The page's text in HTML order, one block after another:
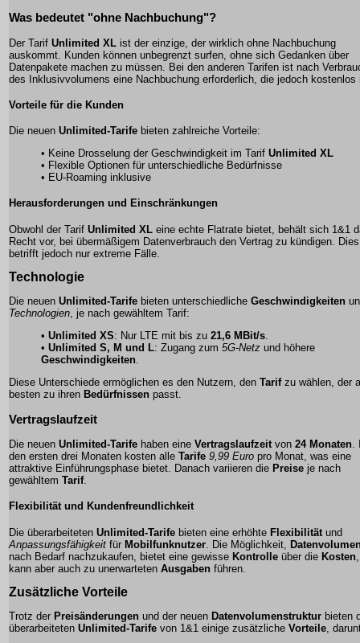
Was bedeutet "ohne Nachbuchung"?
Der Tarif Unlimited XL ist der einzige, der wirklich ohne Nachbuchung
auskommt. Kunden können unbegrenzt surfen, ohne sich Gedanken über
Datenpakete machen zu müssen. Bei den anderen Tarifen ist nach
des Inklusivvolumens eine Nachbuchung erforderlich, die jedoch kostenlos
Vorteile für die Kunden
Die neuen Unlimited-Tarife bieten zahlreiche Vorteile:
• Keine Drosselung der Geschwindigkeit im Tarif Unlimited XL
• Flexible Optionen für unterschiedliche Bedürfnisse
• EU-Roaming inklusive
Herausforderungen und Einschränkungen
Obwohl der Tarif Unlimited XL eine echte Flatrate bietet, behält sich 1&1
Recht vor, bei übermäßigem Datenverbrauch den Vertrag zu kündigen. Dies
betrifft jedoch nur extreme Fälle.
Technologie
Die neuen Unlimited-Tarife bieten unterschiedliche Geschwindigkeiten
Technologien , je nach gewähltem Tarif:
• Unlimited XS: Nur LTE mit bis zu 21,6 MBit/s
• Unlimited S, M und L: Zugang zum 5G-Netz und höhere
Geschwindigkeiten
Diese Unterschiede ermöglichen es den Nutzern, den Tarifzu wählen, der
besten zu ihren Bedürfnissen passt.
Vertragslaufzeit
Die neuen Unlimited-Tarife haben eine Vertragslaufzeitvon 24 Monaten.
den ersten drei Monaten kosten alle Tarife 9,99 Euro pro Monat, was eine
attraktive Einführungsphase bietet. Danach variieren die Preise je nach
gewähltem Tarif.
Flexibilität und Kundenfreundlichkeit
Die überarbeiteten Unlimited-Tarife bieten eine erhöhte Flexibilität und
Anpassungsfähigkeit für Mobilfunknutzer . Die Möglichkeit,
nach Bedarf nachzukaufen, bietet eine gewisse Kontrolle über die Kosten
kann aber auch zu unerwarteten Ausgaben führen.
Zusätzliche Vorteile
Trotz der Preisänderungen und der neuen Datenvolumenstruktur bieten
überarbeiteten Unlimited-Tarife von 1&1 einige zusätzliche Vorteile ,